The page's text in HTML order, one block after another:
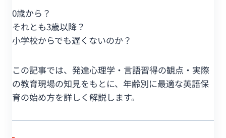
0歳から？
それとも3歳以降？
小学校からでも遅くないのか？
この記事では、発達心理学・言語習得の観点・実際
の教育現場の知見をもとに、年齢別に最適な英語保
育の始め方を詳しく解説します。